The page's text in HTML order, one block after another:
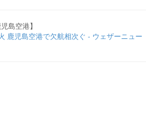
島空港】
鹿児島空港で欠航相次ぐ - ウェザーニュー